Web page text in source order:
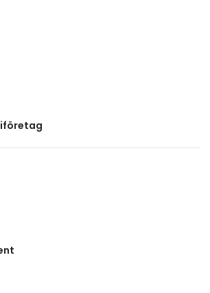
kvalitet och hållbarhet
Dessutom får de möjlighet
tillsammans med företagets
förklarar Andreas.En
viktig ambition är att eleverna
en del av verksamheten under
vi oftast får höra är att eleverna
låta dem känna att de verkligen
får variation i sina
och möjligheten att följa erfarna
säger Andreas.Samverkan
kvalitetMLC Transport har ett
med flera transportutbildningar,
gymnasiet. Genom arbetet i